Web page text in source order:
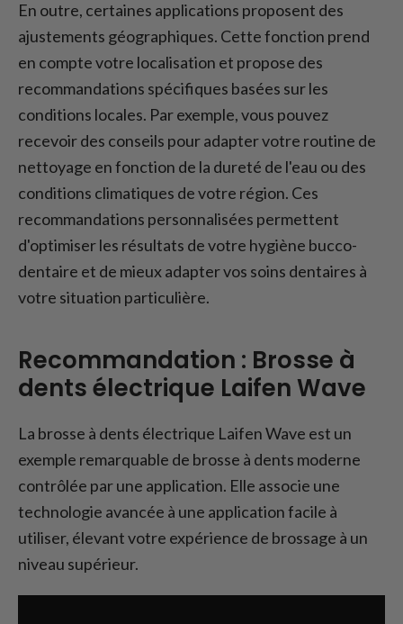
En outre, certaines applications proposent des
ajustements géographiques. Cette fonction prend
en compte votre localisation et propose des
recommandations spécifiques basées sur les
conditions locales. Par exemple, vous pouvez
recevoir des conseils pour adapter votre routine de
nettoyage en fonction de la dureté de l'eau ou des
conditions climatiques de votre région. Ces
recommandations personnalisées permettent
d'optimiser les résultats de votre hygiène bucco-
dentaire et de mieux adapter vos soins dentaires à
votre situation particulière.
Recommandation : Brosse à
dents électrique Laifen Wave
La brosse à dents électrique Laifen Wave est un
exemple remarquable de brosse à dents moderne
contrôlée par une application. Elle associe une
technologie avancée à une application facile à
utiliser, élevant votre expérience de brossage à un
niveau supérieur.